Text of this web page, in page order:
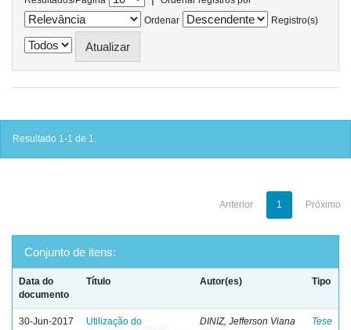
Ordenar
Registro(s)
Resultado 1-1 de 1.
Anterior 1 Próximo
Conjunto de itens:
Data do
documento
Título Autor(es) Tipo
30-Jun-2017
Utilização do
DINIZ, Jefferson Viana
Tese